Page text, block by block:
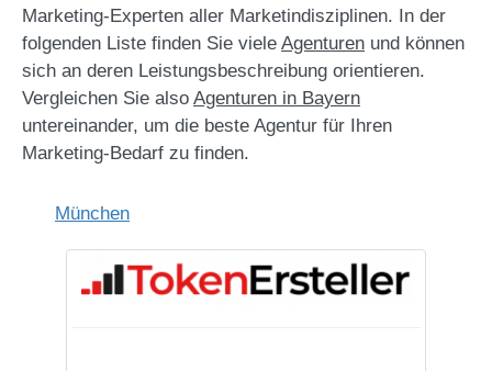
Marketing-Experten aller Marketindisziplinen. In der
folgenden Liste finden Sie viele Agenturen und können
sich an deren Leistungsbeschreibung orientieren.
Vergleichen Sie also Agenturen in Bayern
untereinander, um die beste Agentur für Ihren
Marketing-Bedarf zu finden.
München